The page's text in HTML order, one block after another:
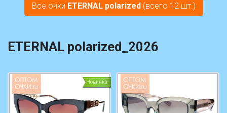
Все очки ETERNAL polarized(всего 12 шт.)
ETERNAL polarized_2026
Новинка